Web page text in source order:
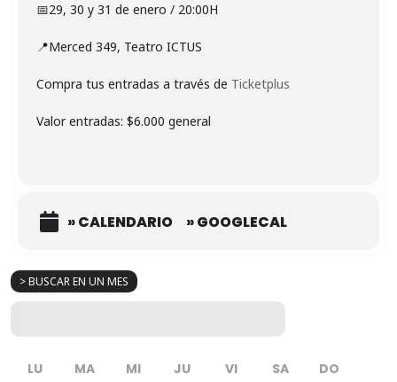
> BUSCAR EN UN MES
LU MA MI JU VI SA DO
📅29, 30 y 31 de enero / 20:00H
📍Merced 349, Teatro ICTUS
Compra tus entradas a través de Ticketplus
Valor entradas: $6.000 general
» CALENDARIO » GOOGLECAL